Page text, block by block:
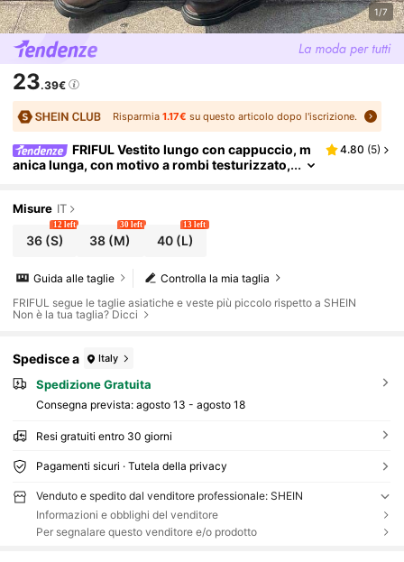
1/7
23.39€
Risparmia1.17€ su questo articolo dopo l'iscrizione.
FRIFUL Vestito lungo con cappuccio, m
anica lunga, con motivo a rombi testurizzato,
4.80 (5)
Misure IT
36(S)
12 left
38 (M)
30 left
40(L)
13 left
Controlla la mia taglia
Guida alle taglie
FRIFUL segue le taglie asiatiche e veste più piccolo rispetto a SHEIN
Non è la tua taglia? Dicci
Spedisce a Italy
Spedizione Gratuita
Consegna prevista: agosto 13 - agosto 18
Resi gratuiti entro 30 giorni
Pagamenti sicuri · Tutela della privacy
Venduto e spedito dal venditore professionale: SHEIN
Informazioni e obblighi del venditore
Per segnalare questo venditore e/o prodotto